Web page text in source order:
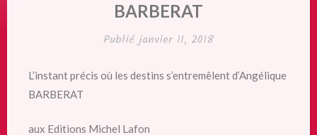
BARBERAT
Publiéjanvier 11, 2018
L’instant précis où les destins s’entremêlent d’Angélique
BARBERAT
aux Editions Michel Lafon